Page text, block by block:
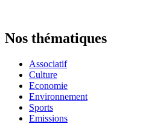
Nos thématiques
Associatif
Culture
Economie
Environnement
Sports
Emissions